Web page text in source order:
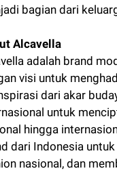
bagian dari
Alcavella
adalah brand
visi untuk
dari akar
untuk
hingga
dari Indonesia
nasional, dan